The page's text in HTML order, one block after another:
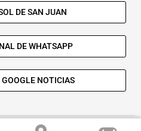
DE SAN JUAN
DE WHATSAPP
GOOGLE NOTICIAS